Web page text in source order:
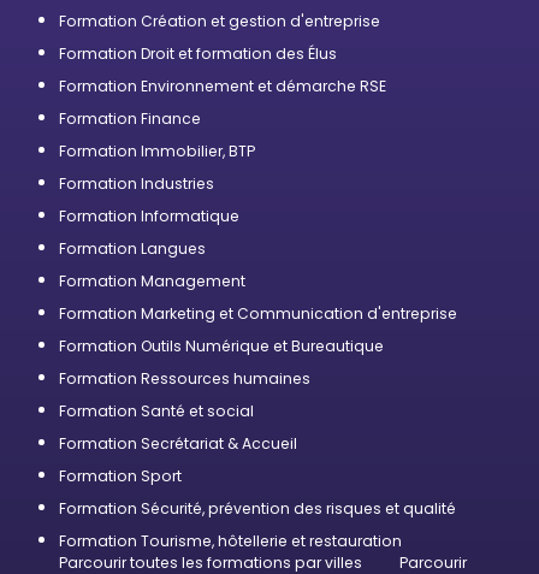
Formation Création et gestion d'entreprise
Formation Droit et formation des Élus
Formation Environnement et démarche RSE
Formation Finance
Formation Immobilier, BTP
Formation Industries
Formation Informatique
Formation Langues
Formation Management
Formation Marketing et Communication d'entreprise
Formation Outils Numérique et Bureautique
Formation Ressources humaines
Formation Santé et social
Formation Secrétariat & Accueil
Formation Sport
Formation Sécurité, prévention des risques et qualité
Formation Tourisme, hôtellerie et restauration
Parcourir toutes les formations par villes
Parcourir